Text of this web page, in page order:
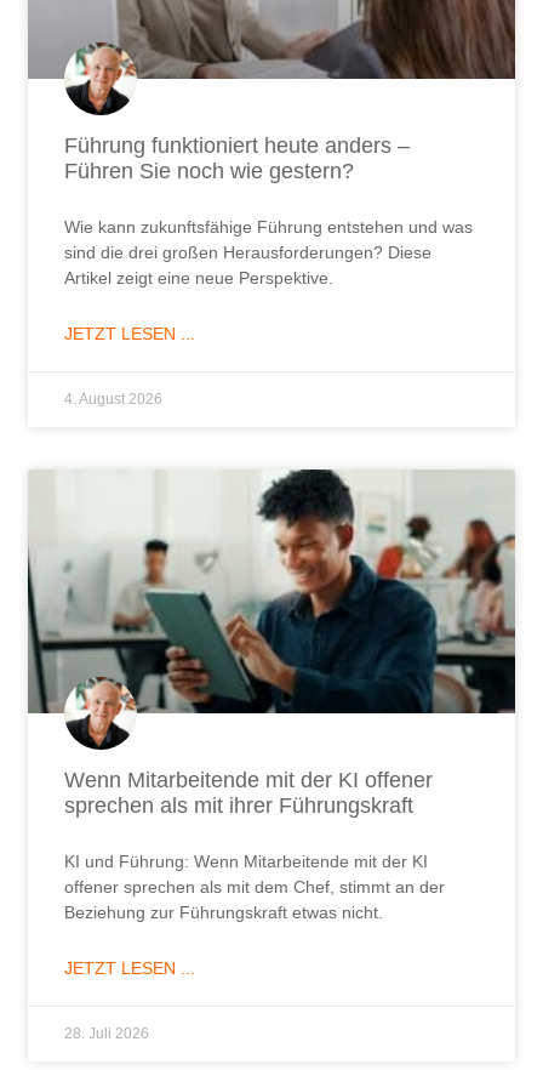
Führung funktioniert heute anders –
Führen Sie noch wie gestern?
Wie kann zukunftsfähige Führung entstehen und was
sind die drei großen Herausforderungen? Diese
Artikel zeigt eine neue Perspektive.
JETZT LESEN ...
4. August 2026
Wenn Mitarbeitende mit der KI offener
sprechen als mit ihrer Führungskraft
KI und Führung: Wenn Mitarbeitende mit der KI
offener sprechen als mit dem Chef, stimmt an der
Beziehung zur Führungskraft etwas nicht.
JETZT LESEN ...
28. Juli 2026